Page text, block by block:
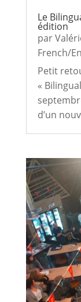
Le
édition
par
French/
Petit
«
d’un